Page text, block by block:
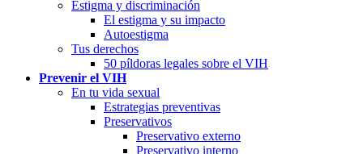
Estigma y discriminación
El estigma y su impacto
Autoestigma
Tus derechos
50 píldoras legales sobre el VIH
Prevenir el VIH
En tu vida sexual
Estrategias preventivas
Preservativos
Preservativo externo
Preservativo interno